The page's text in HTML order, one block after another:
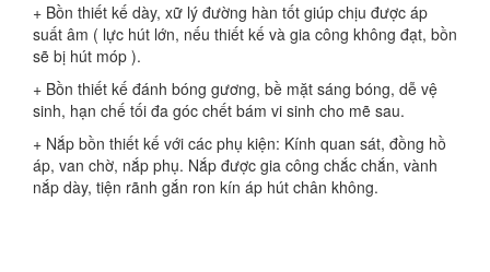
+ Bồn thiết kế dày, xữ lý đường hàn tốt giúp chịu được áp
suất âm ( lực hút lớn, nếu thiết kế và gia công không đạt, bồn
sẽ bị hút móp ).
+ Bồn thiết kế đánh bóng gương, bề mặt sáng bóng, dễ vệ
sinh, hạn chế tối đa góc chết bám vi sinh cho mẽ sau.
+ Nắp bồn thiết kế với các phụ kiện: Kính quan sát, đồng hồ
áp, van chờ, nắp phụ. Nắp được gia công chắc chắn, vành
nắp dày, tiện rãnh gắn ron kín áp hút chân không.